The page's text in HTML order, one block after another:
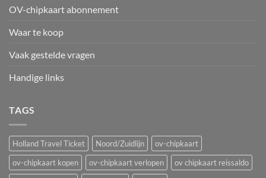
OV-chipkaart abonnement
Waar te koop
Vaak gestelde vragen
Handige links
TAGS
Holland Travel Ticket Noord/Zuidlijn
ov-chipkaart
ov-chipkaart kopen
ov-chipkaart verlopen
ov chipkaart reissaldo